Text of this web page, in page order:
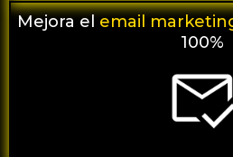
Mejora el email
100%